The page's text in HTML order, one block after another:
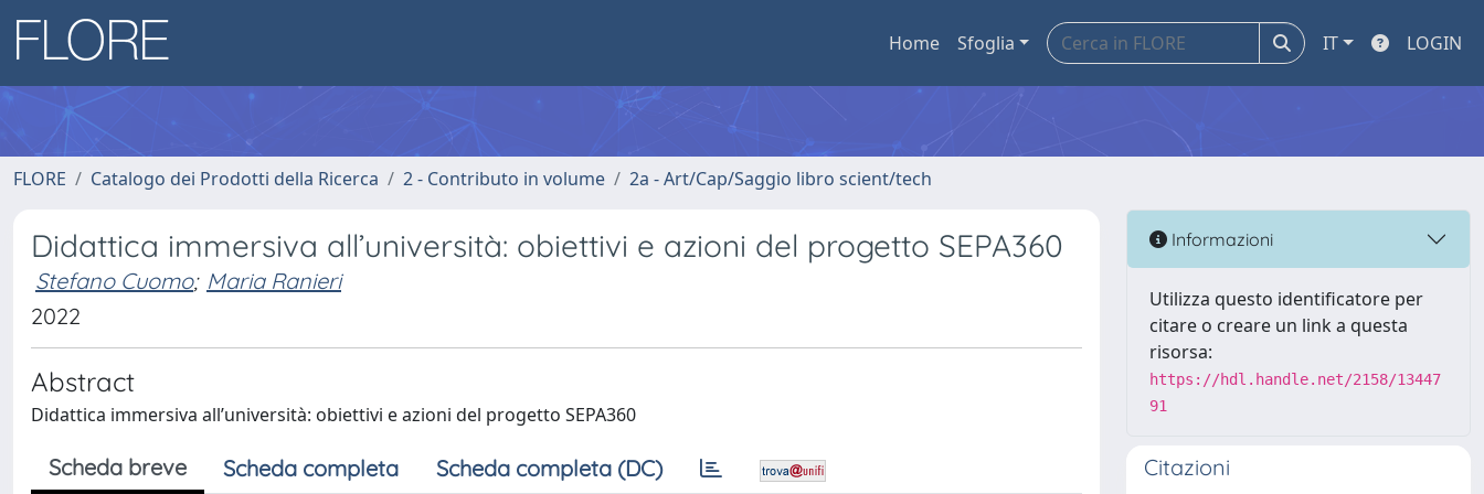
Home Sfoglia IT LOGIN
FLORE Catalogo dei Prodotti della Ricerca 2 - Contributo in volume 2a - Art/Cap/Saggio libro scient/tech
Didattica immersiva all’università: obiettivi e azioni del progetto SEPA360
Stefano Cuomo; Maria Ranieri
2022
Abstract
Didattica immersiva all’università: obiettivi e azioni del progetto SEPA360
Scheda breve Scheda completa Scheda completa (DC)
Informazioni
Utilizza questo identificatore per
citare o creare un link a questa
risorsa:
https://hdl.handle.net/2158/13447
91
Citazioni